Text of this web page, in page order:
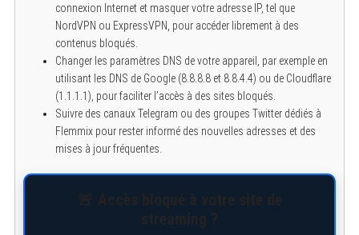
connexion Internet et masquer votre adresse IP, tel que
NordVPN ou ExpressVPN, pour accéder librement à des
contenus bloqués.
Changer les paramètres DNS de votre appareil, par exemple en
utilisant les DNS de Google (8.8.8.8 et 8.8.4.4) ou de Cloudflare
(1.1.1.1), pour faciliter l’accès à des sites bloqués.
Suivre des canaux Telegram ou des groupes Twitter dédiés à
Flemmix pour rester informé des nouvelles adresses et des
mises à jour fréquentes.